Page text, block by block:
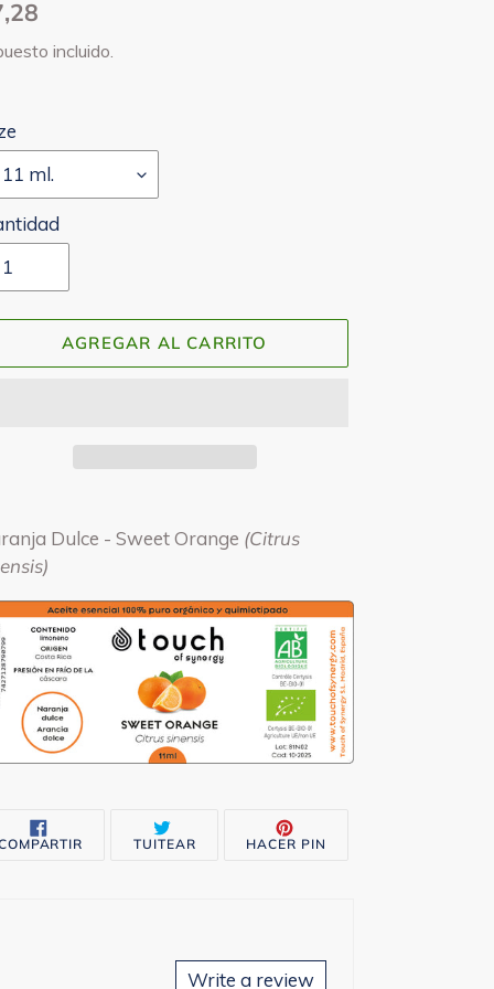
incluido.
AGREGAR AL CARRITO
Dulce - Sweet Orange (Citrus
COMPARTIRTUITEARTUITEAR
EN
HACER PIN
Write a review